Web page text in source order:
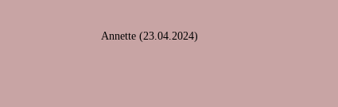
Annette (23.04.2024)